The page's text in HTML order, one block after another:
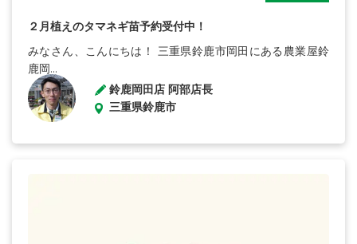
２月植えのタマネギ苗予約受付中！
みなさん、こんにちは！ 三重県鈴鹿市岡田にある農業屋鈴
鹿岡...
鈴鹿岡田店 阿部店長
三重県鈴鹿市